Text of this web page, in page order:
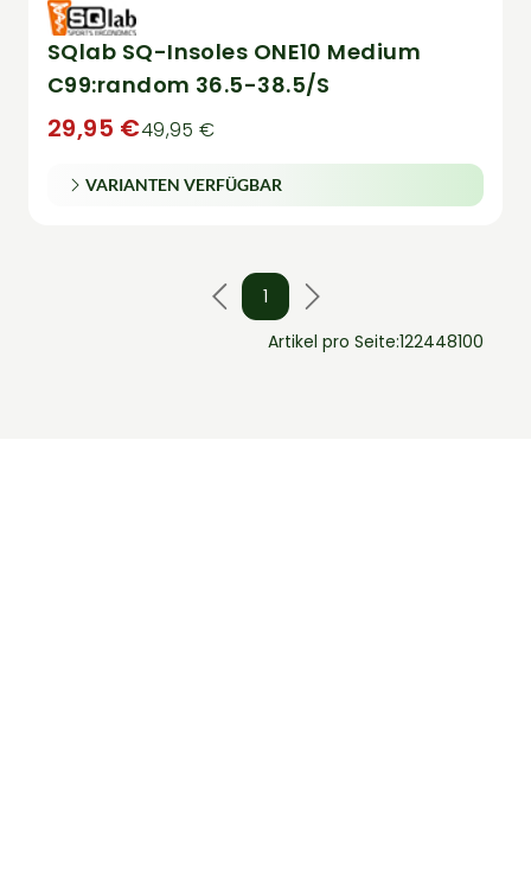
SQlab SQ-Insoles ONE10 Medium
C99:random 36.5-38.5/S
29,95 €49,95 €
VARIANTEN VERFÜGBAR
1
Artikel pro Seite:122448100